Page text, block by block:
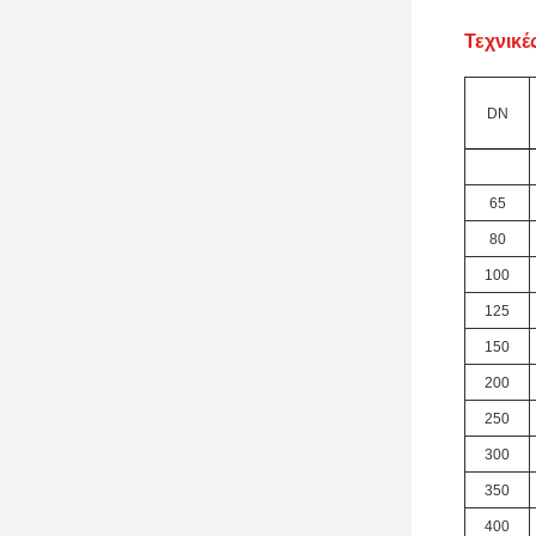
DN
65
80
100
125
150
200
250
300
350
400